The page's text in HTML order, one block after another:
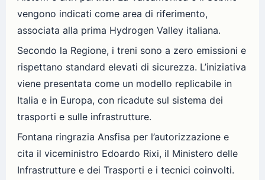
vengono indicati come area di riferimento,
associata alla prima Hydrogen Valley italiana.
Secondo la Regione, i treni sono a zero emissioni e
rispettano standard elevati di sicurezza. L’iniziativa
viene presentata come un modello replicabile in
Italia e in Europa, con ricadute sul sistema dei
trasporti e sulle infrastrutture.
Fontana ringrazia Ansfisa per l’autorizzazione e
cita il viceministro Edoardo Rixi, il Ministero delle
Infrastrutture e dei Trasporti e i tecnici coinvolti.